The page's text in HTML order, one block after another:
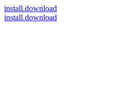
install.download
install.download